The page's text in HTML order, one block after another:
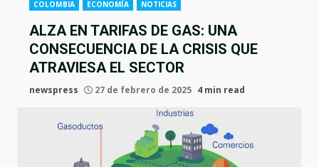
COLOMBIA ECONOMÍA NOTICIAS
ALZA EN TARIFAS DE GAS: UNA
CONSECUENCIA DE LA CRISIS QUE
ATRAVIESA EL SECTOR
newspress 27 de febrero de 2025 4 min read